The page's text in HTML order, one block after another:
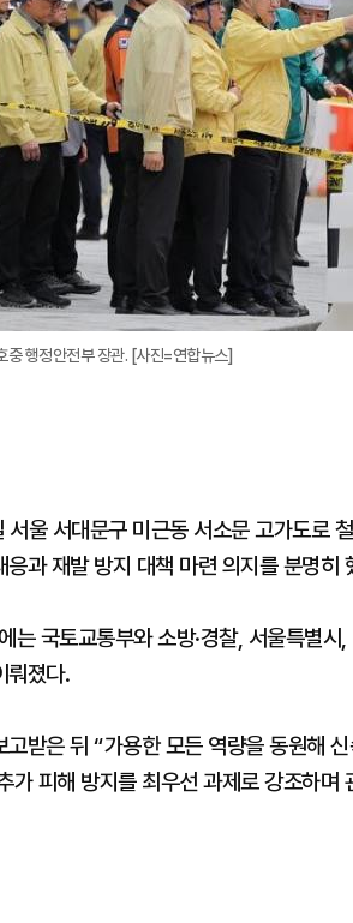
중 행정안전부 장관. [사진=연합뉴스]
울 서대문구 미근동 서소문 고가도로
과 재발 방지 대책 마련 의지를 분명히
는 국토교통부와 소방·경찰, 서울특별
뤄졌다.
받은 뒤 “가용한 모든 역량을 동원해
가 피해 방지를 최우선 과제로 강조하며